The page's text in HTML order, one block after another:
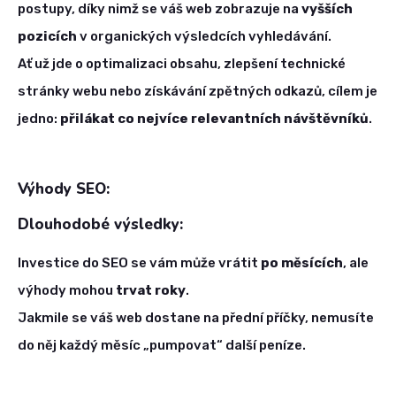
postupy, díky nimž se váš web zobrazuje na vyšších
pozicích v organických výsledcích vyhledávání.
Ať už jde o optimalizaci obsahu, zlepšení technické
stránky webu nebo získávání zpětných odkazů, cílem je
jedno: přilákat co nejvíce relevantních návštěvníků.
Výhody SEO:
Dlouhodobé výsledky:
Investice do SEO se vám může vrátit po měsících, ale
výhody mohou trvat roky.
Jakmile se váš web dostane na přední příčky, nemusíte
do něj každý měsíc „pumpovat“ další peníze.